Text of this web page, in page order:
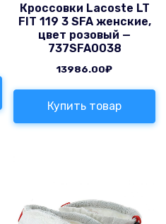
Кроссовки Lacoste LT
FIT 119 3 SFA женские,
цвет розовый —
737SFA0038
13986.00₽
Купить товар